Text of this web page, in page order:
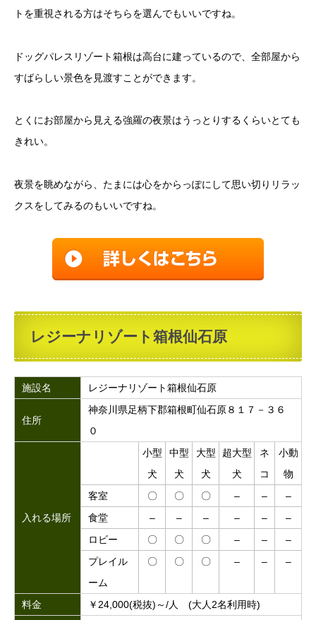
トを重視される方はそちらを選んでもいいですね。
ドッグパレスリゾート箱根は高台に建っているので、全部屋から
すばらしい景色を見渡すことができます。
とくにお部屋から見える強羅の夜景はうっとりするくらいとても
きれい。
夜景を眺めながら、たまには心をからっぽにして思い切りリラッ
クスをしてみるのもいいですね。
レジーナリゾート箱根仙石原
施設名 レジーナリゾート箱根仙石原
住所
神奈川県足柄下郡箱根町仙石原８１７－３６
０
入れる場所
小型
犬
中型
犬
大型
犬
超大型
犬
ネ
コ
小動
物
客室
〇 〇 〇 – –
–
食堂
– – – – –
–
ロビー
〇 〇 〇 – –
–
プレイル
ーム
〇 〇 〇 – – –
料金
￥24,000(税抜)～/人 (大人2名利用時)